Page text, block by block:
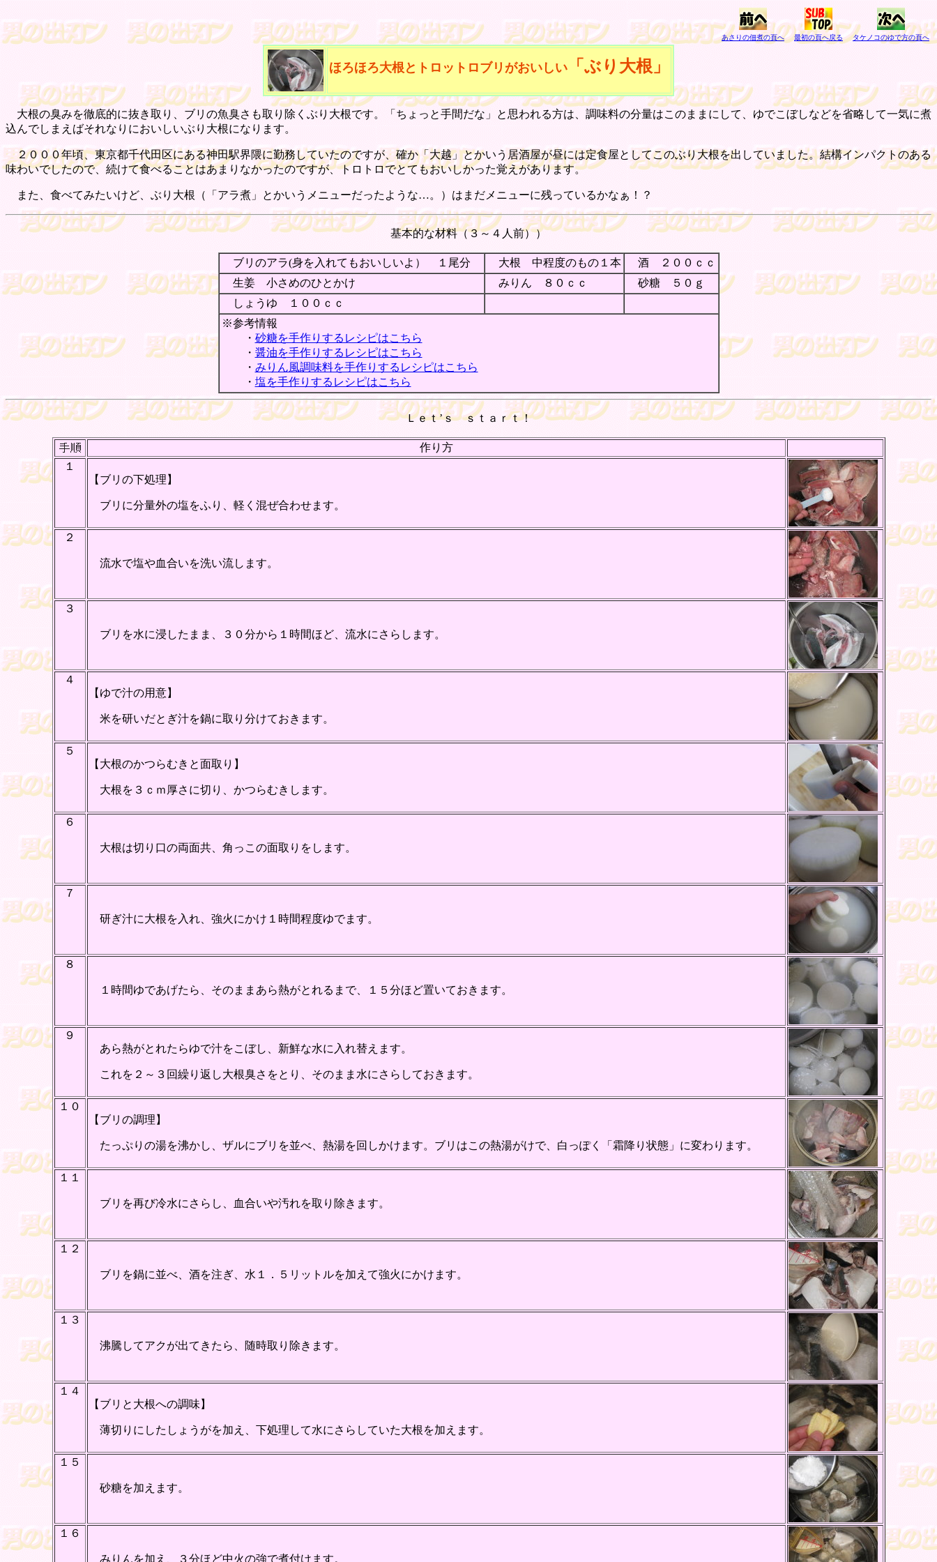
あさりの佃煮の頁へ 最初の頁へ戻る タケノコのゆで方の頁へ
ほろほろ大根とトロットロブリがおいしい 「ぶり大根」
大根の臭みを徹底的に抜き取り、ブリの魚臭さも取り除くぶり大根です。「ちょっと手間だな」と思われる方は、調味料の分量はこのままにして、ゆでこぼしなどを省略して一気に煮
込んでしまえばそれなりにおいしいぶり大根になります。
２０００年頃、東京都千代田区にある神田駅界隈に勤務していたのですが、確か「大越」とかいう居酒屋が昼には定食屋としてこのぶり大根を出していました。結構インパクトのある
味わいでしたので、続けて食べることはあまりなかったのですが、トロトロでとてもおいしかった覚えがあります。
また、食べてみたいけど、ぶり大根（「アラ煮」とかいうメニューだったような…。）はまだメニューに残っているかなぁ！？
基本的な材料（３～４人前））
ブリのアラ(身を入れてもおいしいよ） １尾分 大根 中程度のもの１本
酒 ２００ｃｃ
生姜 小さめのひとかけ
みりん ８０ｃｃ
砂糖 ５０ｇ
しょうゆ １００ｃｃ
※参考情報
・ 砂糖を手作りするレシピはこちら
・ 醤油を手作りするレシピはこちら
・ みりん風調味料を手作りするレシピはこちら
・ 塩を手作りするレシピはこちら
Ｌｅｔ’ｓ ｓｔａｒｔ！
作り方
１
【ブリの下処理】
ブリに分量外の塩をふり、軽く混ぜ合わせます。
２
流水で塩や血合いを洗い流します。
３
ブリを水に浸したまま、３０分から１時間ほど、流水にさらします。
４
【ゆで汁の用意】
米を研いだとぎ汁を鍋に取り分けておきます。
５
【大根のかつらむきと面取り】
大根を３ｃｍ厚さに切り、かつらむきします。
６
大根は切り口の両面共、角っこの面取りをします。
７
研ぎ汁に大根を入れ、強火にかけ１時間程度ゆでます。
８
１時間ゆであげたら、そのままあら熱がとれるまで、１５分ほど置いておきます。
９
あら熱がとれたらゆで汁をこぼし、新鮮な水に入れ替えます。
これを２～３回繰り返し大根臭さをとり、そのまま水にさらしておきます。
１０
【ブリの調理】
たっぷりの湯を沸かし、ザルにブリを並べ、熱湯を回しかけます。ブリはこの熱湯がけで、白っぽく「霜降り状態」に変わります。
１１
ブリを再び冷水にさらし、血合いや汚れを取り除きます。
１２
ブリを鍋に並べ、酒を注ぎ、水１．５リットルを加えて強火にかけます。
１３
沸騰してアクが出てきたら、随時取り除きます。
１４
【ブリと大根への調味】
薄切りにしたしょうがを加え、下処理して水にさらしていた大根を加えます。
１５
砂糖を加えます。
１６
みりんを加え、３分ほど中火の強で煮付けます。